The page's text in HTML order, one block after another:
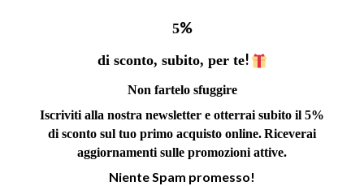
5%
di sconto, subito, per te!
Non fartelo sfuggire
Iscriviti alla nostra newsletter e otterrai subito il 5%
di sconto sul tuo primo acquisto online.Riceverai
aggiornamenti sulle promozioni attive.
Niente Spam promesso!